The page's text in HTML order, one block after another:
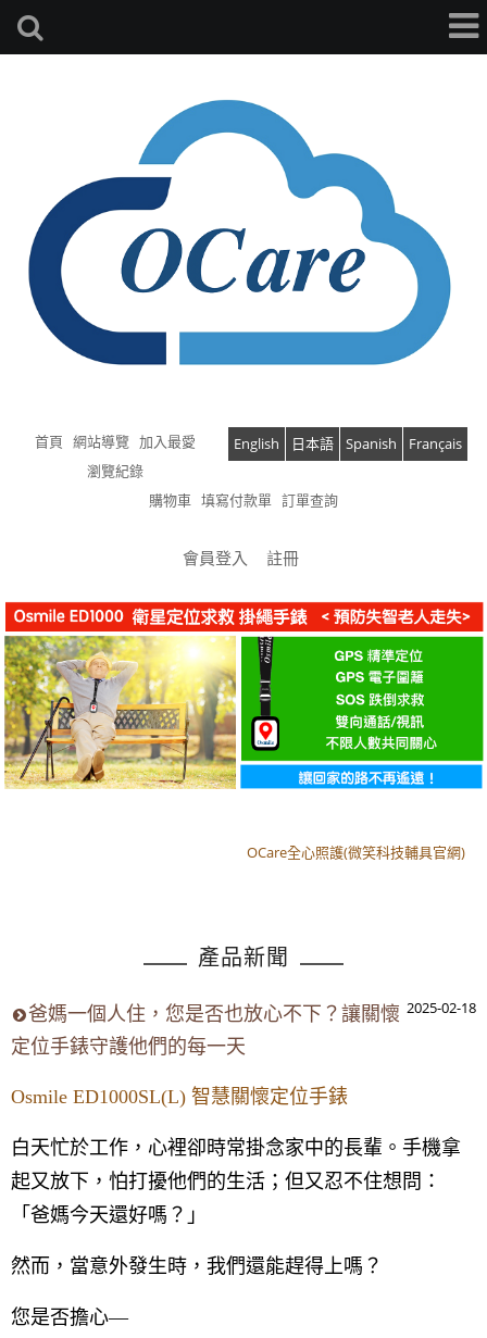
首頁 網站導覽 加入最愛 English 日本語 Spanish
Français
瀏覽紀錄
購物車 填寫付款單 訂單查詢
會員登入 註冊
OCare全心照護(微笑科技輔具官網)
產品新聞
2025-02-18
爸媽一個人住，您是否也放心不下？讓關懷
定位手錶守護他們的每一天
Osmile ED1000SL(L) 智慧關懷定位手錶
白天忙於工作，心裡卻時常掛念家中的長輩。手機拿
起又放下，怕打擾他們的生活；但又忍不住想問：
「爸媽今天還好嗎？」
然而，當意外發生時，我們還能趕得上嗎？
您是否擔心—